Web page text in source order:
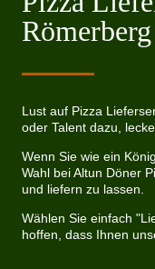
Römerberg
Lust auf Pizza
oder Talent dazu,
Wenn Sie wie ein
Wahl bei Altun Döner
und liefern zu lassen.
Wählen Sie einfach
hoffen, dass Ihnen